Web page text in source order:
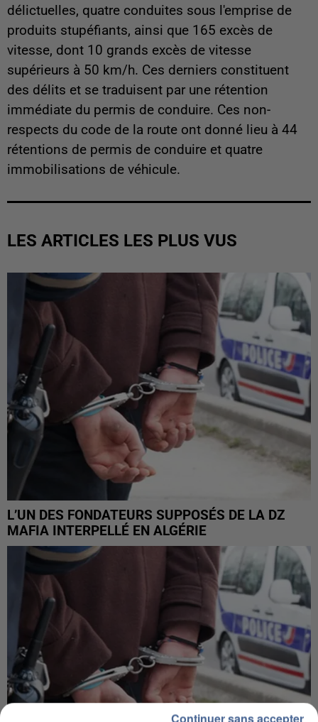
délictuelles, quatre conduites sous l'emprise de
produits stupéfiants, ainsi que 165 excès de
vitesse, dont 10 grands excès de vitesse
supérieurs à 50 km/h. Ces derniers constituent
des délits et se traduisent par une rétention
immédiate du permis de conduire. Ces non-
respects du code de la route ont donné lieu à 44
rétentions de permis de conduire et quatre
immobilisations de véhicule.
LES ARTICLES LES PLUS VUS
L’UN DES FONDATEURS SUPPOSÉS DE LA DZ
MAFIA INTERPELLÉ EN ALGÉRIE
Continuer sans accepter